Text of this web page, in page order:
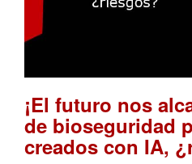
¡El futuro nos
de bioseguridad
creados con IA,